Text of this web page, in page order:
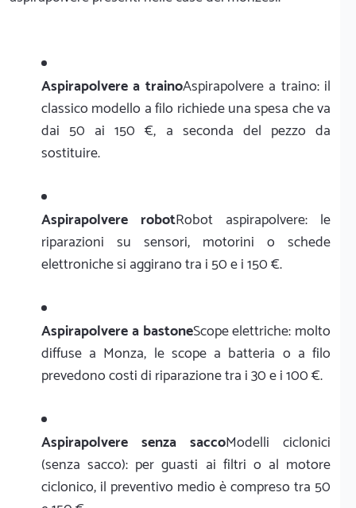
Aspirapolvere a trainoAspirapolvere a traino: il
classico modello a filo richiede una spesa che va
dai 50 ai 150 €, a seconda del pezzo da
sostituire.
Aspirapolvere robotRobot aspirapolvere: le
riparazioni su sensori, motorini o schede
elettroniche si aggirano tra i 50 e i 150 €.
Aspirapolvere a bastoneScope elettriche: molto
diffuse a Monza, le scope a batteria o a filo
prevedono costi di riparazione tra i 30 e i 100 €.
Aspirapolvere senza saccoModelli ciclonici
(senza sacco): per guasti ai filtri o al motore
ciclonico, il preventivo medio è compreso tra 50